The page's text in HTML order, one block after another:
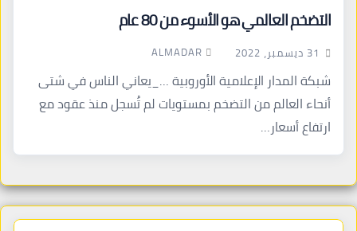
التضخم العالمي هو الأسوء من 80 عام
31 ديسمبر، 2022 ALMADAR
شبكة المدار الإعلامية الأوروبية …_يعاني الناس في شتى
أنحاء العالم من التضخم بمستويات لم تُسجل منذ عقود مع
ارتفاع أسعار…